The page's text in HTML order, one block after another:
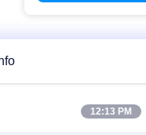
Napisz do nas
12:13 PM